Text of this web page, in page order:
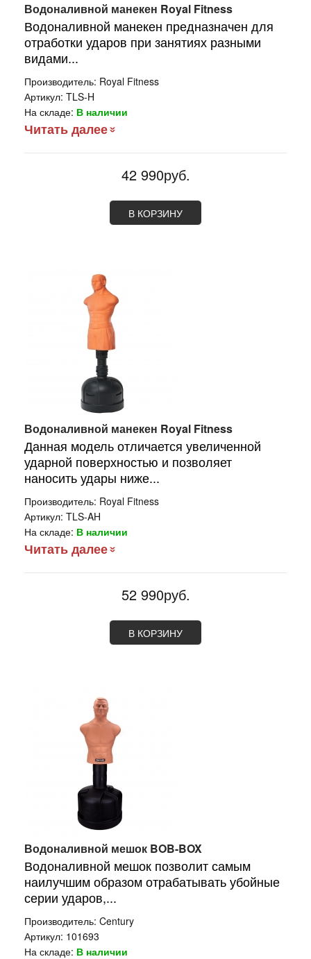
Водоналивной манекен Royal Fitness
Водоналивной манекен предназначен для
отработки ударов при занятиях разными
видами...
Производитель: Royal Fitness
Артикул: TLS-H
На складе: В наличии
Читать далее
42 990руб.
В КОРЗИНУ
Водоналивной манекен Royal Fitness
Данная модель отличается увеличенной
ударной поверхностью и позволяет
наносить удары ниже...
Производитель: Royal Fitness
Артикул: TLS-AH
На складе: В наличии
Читать далее
52 990руб.
В КОРЗИНУ
Водоналивной мешок BOB-BOX
Водоналивной мешок позволит самым
наилучшим образом отрабатывать убойные
серии ударов,...
Производитель: Century
Артикул: 101693
На складе: В наличии